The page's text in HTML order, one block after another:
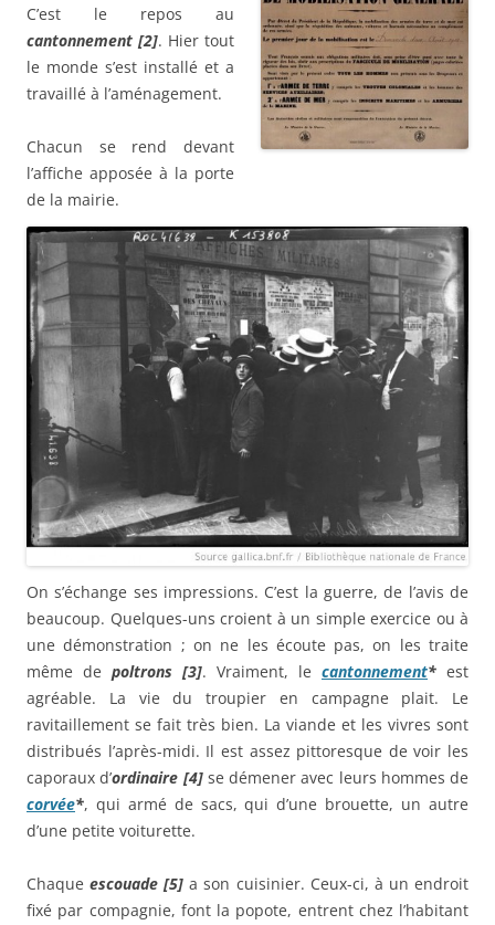
C’est le repos au
cantonnement [2]. Hier tout
le monde s’est installé et a
travaillé à l’aménagement.
Chacun se rend devant
l’affiche apposée à la porte
de la mairie.
On s’échange ses im­pressions. C’est la guerre, de l’avis de
beaucoup. Quelques-uns croient à un simple exercice ou à
une démonstration ; on ne les écoute pas, on les traite
même de poltrons [3]. Vraiment, le cantonnement* est
agréable. La vie du troupier en campagne plait. Le
ravitaillement se fait très bien. La viande et les vivres sont
distribués l’après-midi. Il est assez pittoresque de voir les
caporaux d’ordinaire [4]se démener avec leurs hommes de
corvée*, qui armé de sacs, qui d’une brouette, un autre
d’une petite voiturette.
Chaqueescouade [5] a son cuisinier. Ceux-ci, à un endroit
fixé par compagnie, font la popote, entrent chez l’habitant